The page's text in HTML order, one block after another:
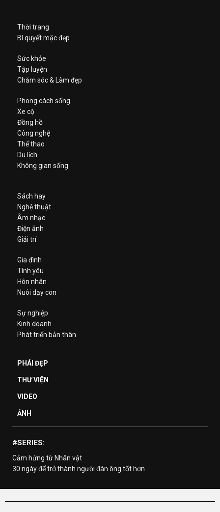
Thời trang
Bí quyết mặc đẹp
Sức khỏe
Tập luyện
Chăm sóc & Làm đẹp
Phong cách sống
Xe cộ
Đồng hồ
Công nghệ
Thể thao
Du lịch
Không gian sống
Sách hay
Nghệ thuật
Âm nhạc
Điện ảnh
Giải trí
Gia đình
Tình yêu
Hôn nhân
Nuôi dạy con
Sự nghiệp
Kinh doanh
Phát triển bản thân
PHÁI ĐẸP
THƯ VIỆN
VIDEO
ẢNH
#SERIES:
Cảm hứng từ Nhân vật
30 ngày để trở thành người đàn ông tốt hơn